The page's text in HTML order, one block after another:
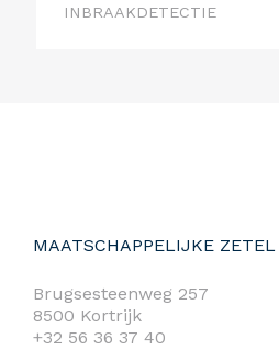
INBRAAKDETECTIE
MAATSCHAPPELIJKE ZETEL
Brugsesteenweg 257
8500 Kortrijk
+32 56 36 37 40